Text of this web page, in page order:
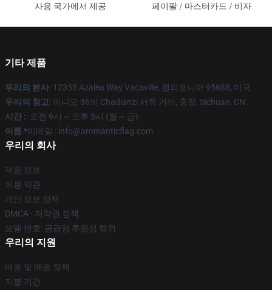
사용 국가에서 제공
페이팔 / 마스터카드 / 비자
기타 제품
우리의 본사: 12355 Azalea Way Vacaville, 캘리포니아 95688, 미국
우리의 창고: 아니오 36의 Chadianzi 서쪽 거리, 충칭, Sichuan, CN
시간 :: 오전 9시 ~ 오후 5시 (월 ~ 금)
이름 *이메일 : info@aromanticflag.com
우리의 회사
제품 정보
이용 약관
개인 정보 정책
DMCA - 저작권 정책
모델 번호: 공급망 투명성 행위
우리의 지원
배송 및 배송 정책
지불 기간